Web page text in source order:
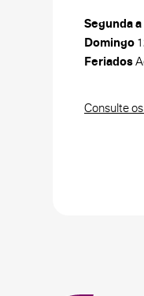
Segunda
Domingo
Feriados
Consulte